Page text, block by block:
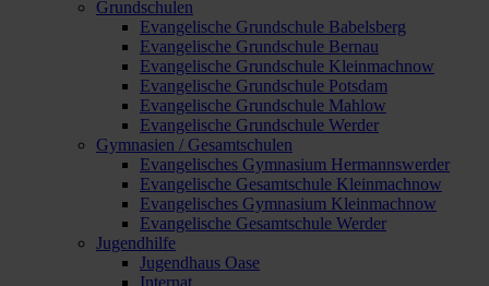
Grundschulen
Evangelische Grundschule Babelsberg
Evangelische Grundschule Bernau
Evangelische Grundschule Kleinmachnow
Evangelische Grundschule Potsdam
Evangelische Grundschule Mahlow
Evangelische Grundschule Werder
Gymnasien / Gesamtschulen
Evangelisches Gymnasium Hermannswerder
Evangelische Gesamtschule Kleinmachnow
Evangelisches Gymnasium Kleinmachnow
Evangelische Gesamtschule Werder
Jugendhilfe
Jugendhaus Oase
Internat